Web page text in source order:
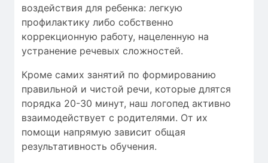
воздействия для ребенка: легкую
профилактику либо собственно
коррекционную работу, нацеленную на
устранение речевых сложностей.
Кроме самих занятий по формированию
правильной и чистой речи, которые длятся
порядка 20-30 минут, наш логопед активно
взаимодействует с родителями. От их
помощи напрямую зависит общая
результативность обучения.